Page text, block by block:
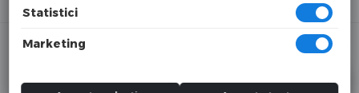
© 2025 tosyco.ro
valabile in limita stocului disponibil.
Statistici
Marketing